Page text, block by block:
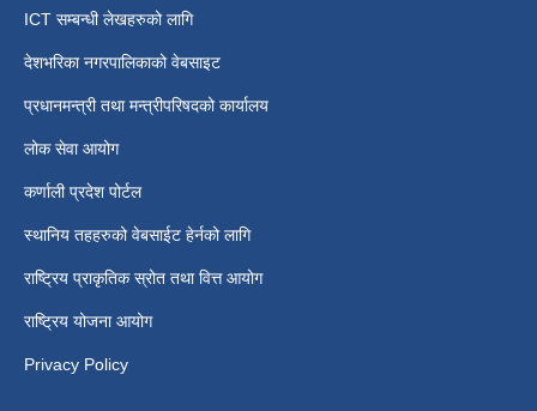
ICT सम्बन्धी लेखहरुको लागि
देशभरिका नगरपालिकाको वेबसाइट
प्रधानमन्त्री तथा मन्त्रीपरिषदको कार्यालय
लोक सेवा आयोग
कर्णाली प्रदेश पोर्टल
स्थानिय तहहरुको वेबसाईट हेर्नको लागि
राष्ट्रिय प्राकृतिक स्रोत तथा वित्त आयोग
राष्ट्रिय योजना आयोग
Privacy Policy